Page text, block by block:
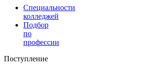
Специальности
колледжей
Подбор
по
профессии
Поступление